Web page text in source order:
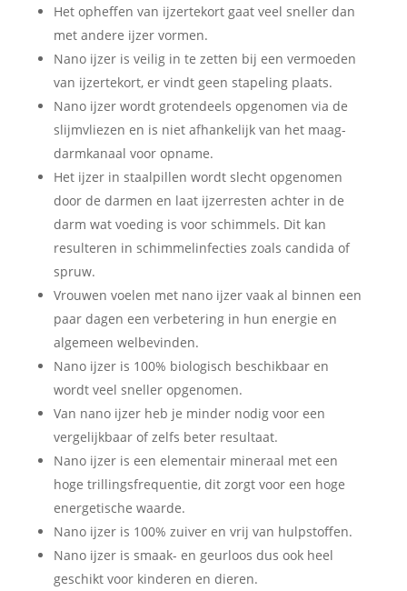
Het opheffen van ijzertekort gaat veel sneller dan
met andere ijzer vormen.
Nano ijzer is veilig in te zetten bij een vermoeden
van ijzertekort, er vindt geen stapeling plaats.
Nano ijzer wordt grotendeels opgenomen via de
slijmvliezen en is niet afhankelijk van het maag-
darmkanaal voor opname.
Het ijzer in staalpillen wordt slecht opgenomen
door de darmen en laat ijzerresten achter in de
darm wat voeding is voor schimmels. Dit kan
resulteren in schimmelinfecties zoals candida of
spruw.
Vrouwen voelen met nano ijzer vaak al binnen een
paar dagen een verbetering in hun energie en
algemeen welbevinden.
Nano ijzer is 100% biologisch beschikbaar en
wordt veel sneller opgenomen.
Van nano ijzer heb je minder nodig voor een
vergelijkbaar of zelfs beter resultaat.
Nano ijzer is een elementair mineraal met een
hoge trillingsfrequentie, dit zorgt voor een hoge
energetische waarde.
Nano ijzer is 100% zuiver en vrij van hulpstoffen.
Nano ijzer is smaak- en geurloos dus ook heel
geschikt voor kinderen en dieren.